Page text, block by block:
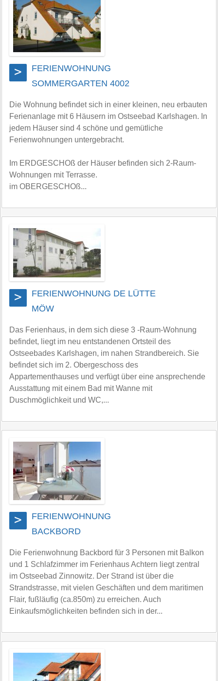
>
FERIENWOHNUNG
SOMMERGARTEN 4002
Die Wohnung befindet sich in einer kleinen, neu erbauten
Ferienanlage mit 6 Häusern im Ostseebad Karlshagen. In
jedem Häuser sind 4 schöne und gemütliche
Ferienwohnungen untergebracht.
Im ERDGESCHOß der Häuser befinden sich 2-Raum-
Wohnungen mit Terrasse.
im OBERGESCHOß...
>
FERIENWOHNUNG DE LÜTTE
MÖW
Das Ferienhaus, in dem sich diese 3 -Raum-Wohnung
befindet, liegt im neu entstandenen Ortsteil des
Ostseebades Karlshagen, im nahen Strandbereich. Sie
befindet sich im 2. Obergeschoss des
Appartementhauses und verfügt über eine ansprechende
Ausstattung mit einem Bad mit Wanne mit
Duschmöglichkeit und WC,...
>
FERIENWOHNUNG
BACKBORD
Die Ferienwohnung Backbord für 3 Personen mit Balkon
und 1 Schlafzimmer im Ferienhaus Achtern liegt zentral
im Ostseebad Zinnowitz. Der Strand ist über die
Strandstrasse, mit vielen Geschäften und dem maritimen
Flair, fußläufig (ca.850m) zu erreichen. Auch
Einkaufsmöglichkeiten befinden sich in der...